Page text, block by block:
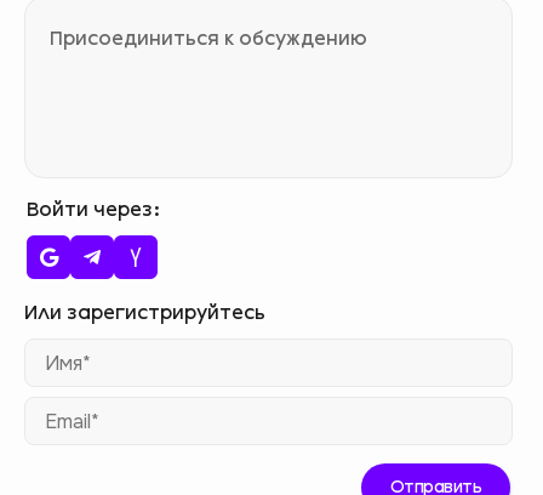
Войти через